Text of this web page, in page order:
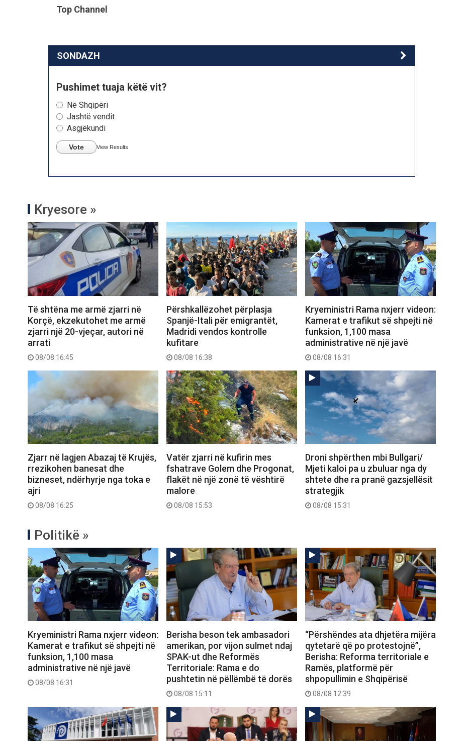
Top Channel
SONDAZH
Pushimet tuaja këtë vit?
Në Shqipëri
Jashtë vendit
Asgjëkundi
Vote View Results
Kryesore »
Të shtëna me armë zjarri në
Korçë, ekzekutohet me armë
zjarri një 20-vjeçar, autori në
arrati
08/08 16:45
Përshkallëzohet përplasja
Spanjë-Itali për emigrantët,
Madridi vendos kontrolle
kufitare
08/08 16:38
Kryeministri Rama nxjerr videon:
Kamerat e trafikut së shpejti në
funksion, 1,100 masa
administrative në një javë
08/08 16:31
Zjarr në lagjen Abazaj të Krujës,
rrezikohen banesat dhe
bizneset, ndërhyrje nga toka e
ajri
08/08 16:25
Vatër zjarri në kufirin mes
fshatrave Golem dhe Progonat,
flakët në një zonë të vështirë
malore
08/08 15:53
Droni shpërthen mbi Bullgari/
Mjeti kaloi pa u zbuluar nga dy
shtete dhe ra pranë gazsjellësit
strategjik
08/08 15:31
Politikë »
Kryeministri Rama nxjerr videon:
Kamerat e trafikut së shpejti në
funksion, 1,100 masa
administrative në një javë
08/08 16:31
Berisha beson tek ambasadori
amerikan, por vijon sulmet ndaj
SPAK-ut dhe Reformës
Territoriale: Rama e do
pushtetin në pëllëmbë të dorës
08/08 15:11
“Përshëndes ata dhjetëra mijëra
qytetarë që po protestojnë”,
Berisha: Reforma territoriale e
Ramës, platformë për
shpopullimin e Shqipërisë
08/08 12:39